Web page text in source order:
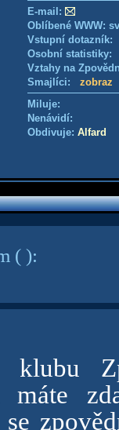
E-mail:
Oblíbené WWW:
Vstupní
Osobní
Vztahy na
Smajlíci: zobraz
Miluje:
Nenávidí:
Obdivuje: Alfard
( ):
klubu
máte
se